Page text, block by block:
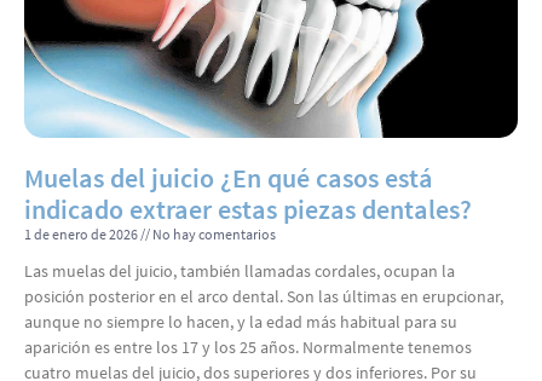
Muelas del juicio ¿En qué casos está
indicado extraer estas piezas dentales?
1 de enero de 2026 No hay comentarios
Las muelas del juicio, también llamadas cordales, ocupan la
posición posterior en el arco dental. Son las últimas en erupcionar,
aunque no siempre lo hacen, y la edad más habitual para su
aparición es entre los 17 y los 25 años. Normalmente tenemos
cuatro muelas del juicio, dos superiores y dos inferiores. Por su